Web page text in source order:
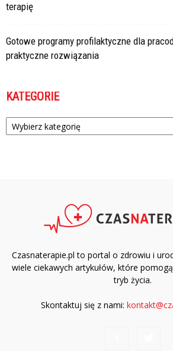
terapię
Gotowe programy profilaktyczne dla
praktyczne rozwiązania
KATEGORIE
Kategorie
Czasnaterapie.pl to portal o zdrowiu i
wiele ciekawych artykułów, które
tryb życia.
Skontaktuj się z nami: